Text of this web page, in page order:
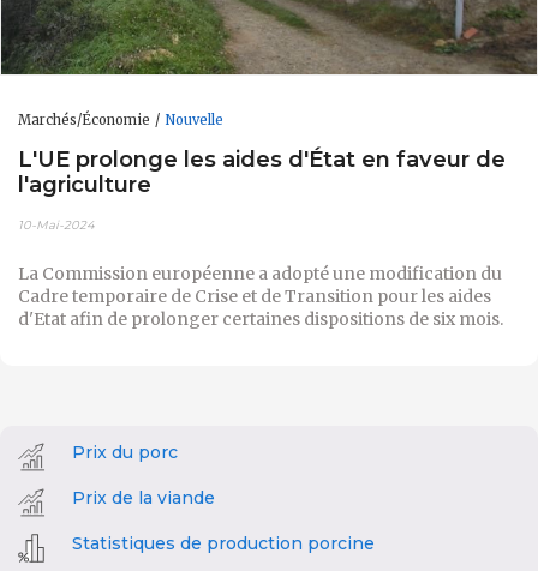
Marchés/Économie Nouvelle
L'UE prolonge les aides d'État en faveur de
l'agriculture
10-Mai-2024
La Commission européenne a adopté une modification du
Cadre temporaire de Crise et de Transition pour les aides
d'Etat afin de prolonger certaines dispositions de six mois.
Prix du porc
Prix de la viande
Statistiques de production porcine